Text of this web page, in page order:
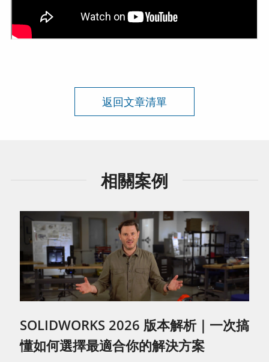
返回文章清單
相關案例
SOLIDWORKS 2026 版本解析｜一次搞
懂如何選擇最適合你的解決方案